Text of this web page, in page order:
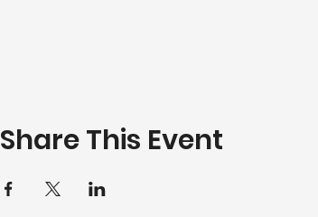
Share This Event